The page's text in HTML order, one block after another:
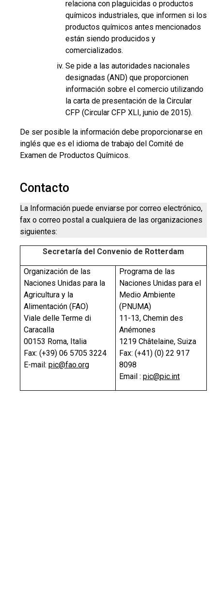
relaciona con plaguicidas o productos
químicos industriales, que informen si los
productos químicos antes mencionados
están siendo producidos y
comercializados.
Se pide a las autoridades nacionales
designadas (AND) que proporcionen
información sobre el comercio utilizando
la carta de presentación de la Circular
CFP (Circular CFP XLI, junio de 2015).
De ser posible la información debe proporcionarse en
inglés que es el idioma de trabajo del Comité de
Examen de Productos Químicos.
Contacto
La Información puede enviarse por correo electrónico,
fax o correo postal a cualquiera de las organizaciones
siguientes:
Secretaría del Convenio de Rotterdam
Organización de las
Naciones Unidas para la
Agricultura y la
Alimentación (FAO)
Viale delle Terme di
Caracalla
00153 Roma, Italia
Fax: (+39) 06 5705 3224
E-mail:pic@fao.org
Programa de las
Naciones Unidas para el
Medio Ambiente
(PNUMA)
11-13, Chemin des
Anémones
1219 Châtelaine, Suiza
Fax: (+41) (0) 22 917
8098
Email :pic@pic.int